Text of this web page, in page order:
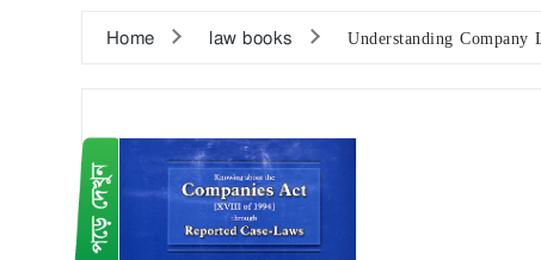
Home law books Understanding Company